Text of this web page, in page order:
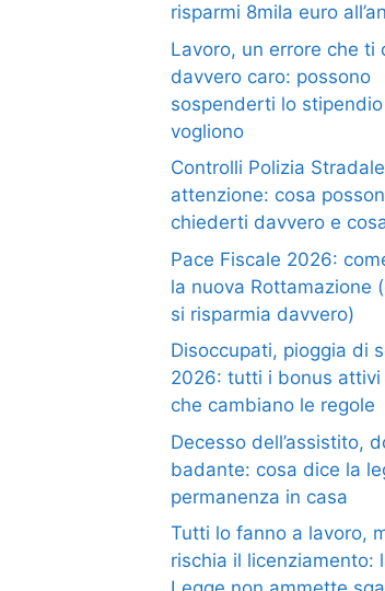
risparmi 8mila euro
Lavoro, un errore che ti
davvero caro: possono
sospenderti lo
vogliono
Controlli Polizia
attenzione: cosa
chiederti davvero e
Pace Fiscale 2026:
la nuova Rottamazione
si risparmia davvero)
Disoccupati, pioggia di
2026: tutti i bonus attivi
che cambiano le regole
Decesso dell’assistito,
badante: cosa dice la
permanenza in casa
Tutti lo fanno a lavoro,
rischia il licenziamento: